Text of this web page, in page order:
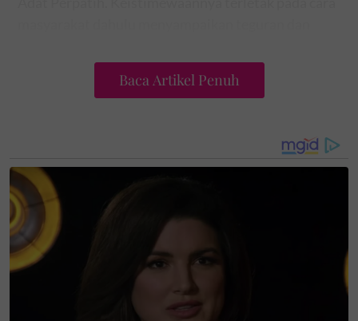
begitu mendalam maknanya.
Baca Artikel Penuh